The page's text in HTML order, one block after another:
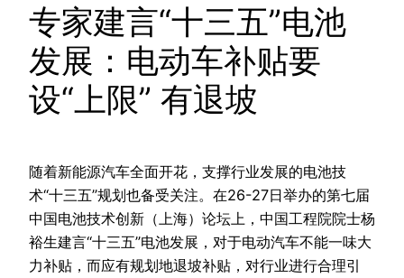
专家建言“十三五”电池
发展：电动车补贴要
设“上限” 有退坡
随着新能源汽车全面开花，支撑行业发展的电池技
术“十三五”规划也备受关注。在26-27日举办的第七届
中国电池技术创新（上海）论坛上，中国工程院院士杨
裕生建言“十三五”电池发展，对于电动汽车不能一味大
力补贴，而应有规划地退坡补贴，对行业进行合理引